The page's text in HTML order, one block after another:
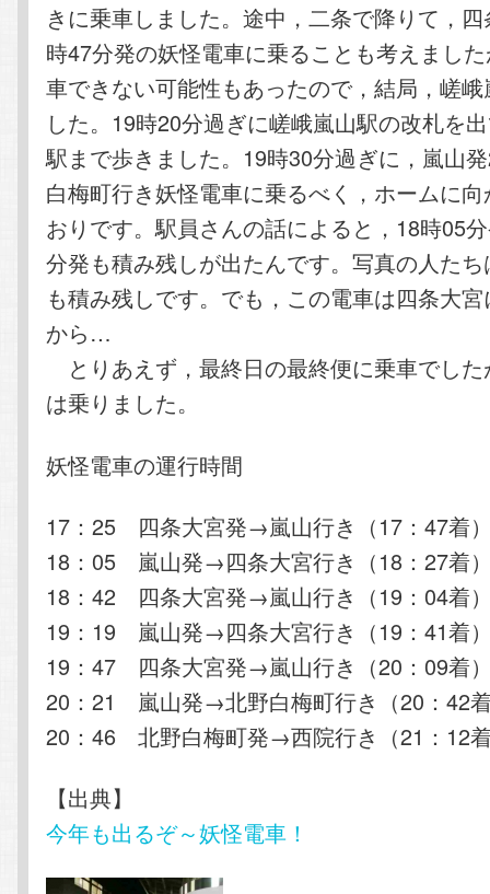
きに乗車しました。途中，二条で降りて，
時47分発の妖怪電車に乗ることも考えまし
車できない可能性もあったので，結局，嵯
した。19時20分過ぎに嵯峨嵐山駅の改札を
駅まで歩きました。19時30分過ぎに，嵐山
白梅町行き妖怪電車に乗るべく，ホームに
おりです。駅員さんの話によると，18時05
分発も積み残しが出たんです。写真の人た
も積み残しです。でも，この電車は四条大
から…
とりあえず，最終日の最終便に乗車でし
は乗りました。
妖怪電車の運行時間
17：25 四条大宮発→嵐山行き（17：47着
18：05 嵐山発→四条大宮行き（18：27着
18：42 四条大宮発→嵐山行き（19：04着
19：19 嵐山発→四条大宮行き（19：41着
19：47 四条大宮発→嵐山行き（20：09着
20：21 嵐山発→北野白梅町行き（20：42
20：46 北野白梅町発→西院行き（21：12
【出典】
今年も出るぞ～妖怪電車！